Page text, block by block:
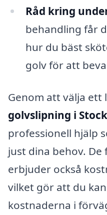
Råd kring
behandling får
hur du bäst
golv för att
Genom att välja
golvslipning i
professionell hjälp
just dina behov.
erbjuder också
vilket gör att du
kostnaderna i